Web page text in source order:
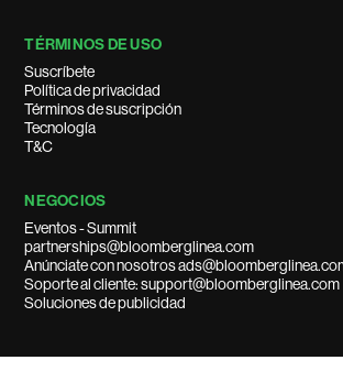
TÉRMINOS DE USO
Suscríbete
Política de privacidad
Términos de suscripción
Tecnología
T&C
NEGOCIOS
Eventos - Summit
partnerships@bloomberglinea.com
Anúnciate con nosotros
Soporte al cliente: support@bloomberglinea.com
Soluciones de publicidad